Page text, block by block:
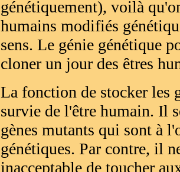
génétiquement), voilà
humains modifiés
sens. Le génie génétique
cloner un jour des êtres
La fonction de stocker les
survie de l'être humain. Il
gènes mutants qui sont à
génétiques. Par contre, il
inacceptable de toucher